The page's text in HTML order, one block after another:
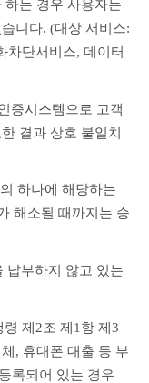
하는 경우 사용자는
니다. (대상 서비스:
차단서비스, 데이터
증시스템으로 고객
결과 상호 불일치
하나에 해당하는
해소될 때까지는 승
납부하지 않고 있는
제2조 제1항 제3
, 휴대폰 대출 등 부
록되어 있는 경우